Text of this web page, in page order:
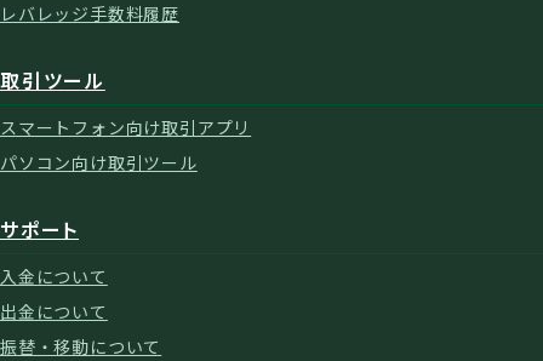
レバレッジ手数料履歴
取引ツール
スマートフォン向け取引アプリ
パソコン向け取引ツール
サポート
入金について
出金について
振替・移動について